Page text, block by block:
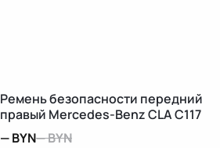
Ремень безопасности передний
правый Mercedes-Benz CLA C117
—BYN—BYN